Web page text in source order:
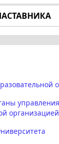
управления
организацией